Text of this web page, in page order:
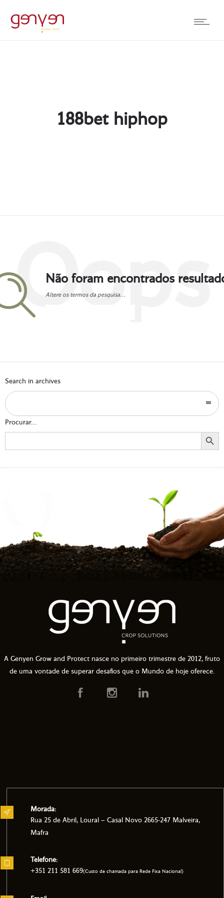
188bet hiphop
Oops
Não foram encontrados
Altere os termos da pesquisa...
Search in archives
Procurar...
Search
Search Button
A Genyen Grow and Protect nasce no primeiro trimestre de 2012, fruto
de uma vontade de superar desafios que o Mundo de hoje oferece.
Morada:
Rua 25 de Abril, Loural – Casal Novo 2665-247 Malveira,
Mafra
Telefone:
+351 211 581 669(Custo de chamada para Rede Fixa Nacional)